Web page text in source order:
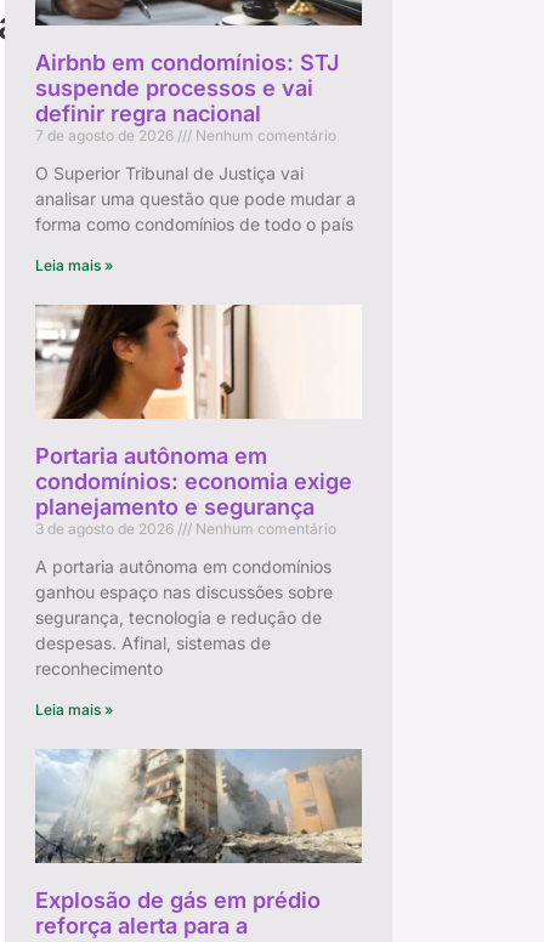
Airbnb em condomínios: STJ
suspende processos e vai
definir regra nacional
7 de agosto de 2026 Nenhum comentário
O Superior Tribunal de Justiça vai
analisar uma questão que pode mudar a
forma como condomínios de todo o país
Leia mais »
Portaria autônoma em
condomínios: economia exige
planejamento e segurança
3 de agosto de 2026 Nenhum comentário
A portaria autônoma em condomínios
ganhou espaço nas discussões sobre
segurança, tecnologia e redução de
despesas. Afinal, sistemas de
reconhecimento
Leia mais »
Explosão de gás em prédio
reforça alerta para a